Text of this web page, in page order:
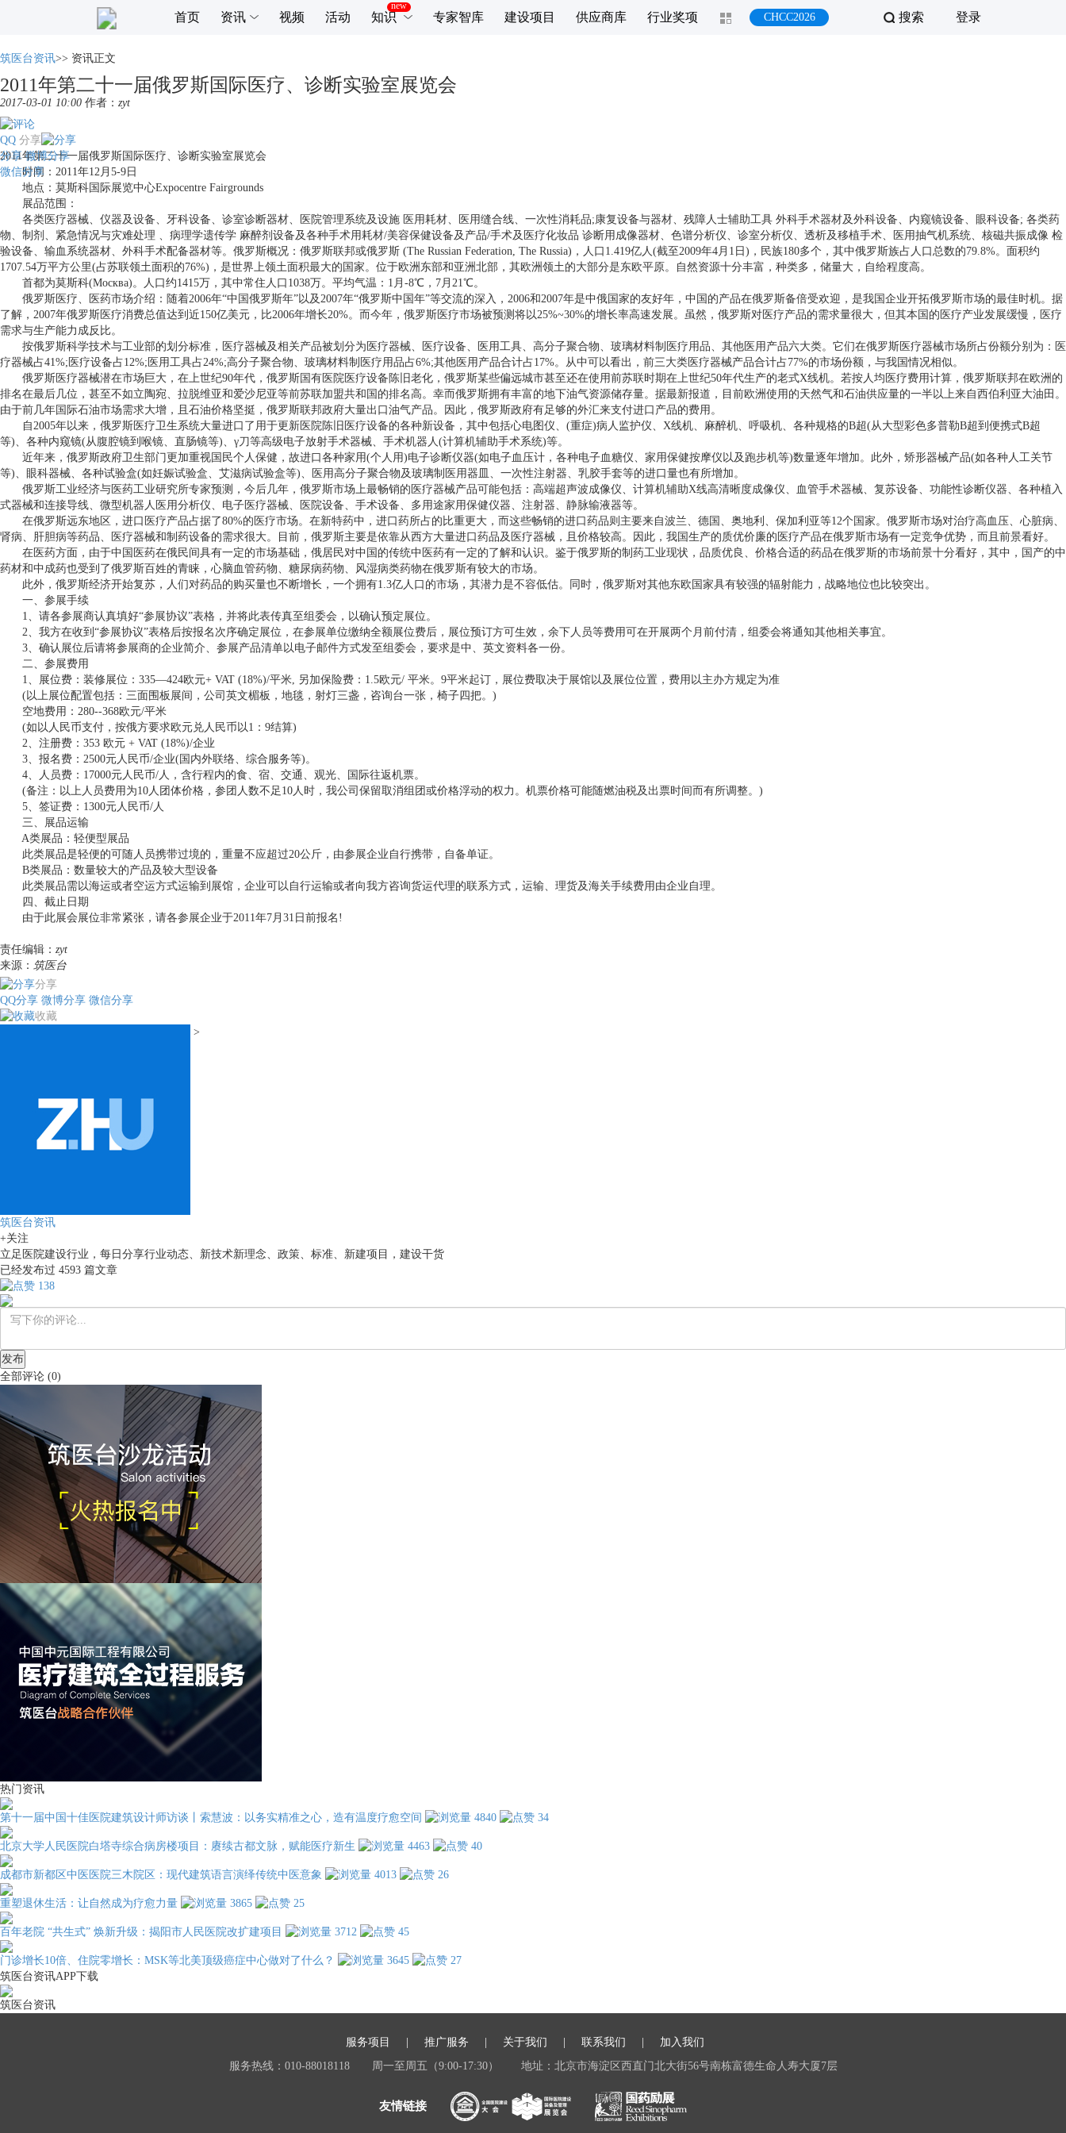
登录
搜索
首页 资讯 视频 活动 知识 专家智库 建设项目 供应商库 行业奖项 CHCC2026
筑医台资讯>> 资讯正文
2011年第二十一届俄罗斯国际医疗、诊断实验室展览会
2017-03-01 10:00 作者： zyt
分享
QQ
分享 微博分享
微信分享
2011年第二十一届俄罗斯国际医疗、诊断实验室展览会
时间：2011年12月5-9日
地点：莫斯科国际展览中心Expocentre Fairgrounds
展品范围：
各类医疗器械、仪器及设备、牙科设备、诊室诊断器材、医院管理系统及设施 医用耗材、医用缝合线、一次性消耗品;康复设备与器材、残障人士辅助工具 外科手术器材及外科设备、内窥镜设备、眼科设备; 各类药
物、制剂、紧急情况与灾难处理 、病理学遗传学 麻醉剂设备及各种手术用耗材/美容保健设备及产品/手术及医疗化妆品 诊断用成像器材、色谱分析仪、诊室分析仪、透析及移植手术、医用抽气机系统、核磁共振成像 检
验设备、输血系统器材、外科手术配备器材等。俄罗斯概况：俄罗斯联邦或俄罗斯 (The Russian Federation, The Russia)，人口1.419亿人(截至2009年4月1日)，民族180多个，其中俄罗斯族占人口总数的79.8%。面积约
1707.54万平方公里(占苏联领土面积的76%)，是世界上领土面积最大的国家。位于欧洲东部和亚洲北部，其欧洲领土的大部分是东欧平原。自然资源十分丰富，种类多，储量大，自给程度高。
首都为莫斯科(Москва)。人口约1415万，其中常住人口1038万。平均气温：1月-8℃，7月21℃。
俄罗斯医疗、医药市场介绍：随着2006年“中国俄罗斯年”以及2007年“俄罗斯中国年”等交流的深入，2006和2007年是中俄国家的友好年，中国的产品在俄罗斯备倍受欢迎，是我国企业开拓俄罗斯市场的最佳时机。据
了解，2007年俄罗斯医疗消费总值达到近150亿美元，比2006年增长20%。而今年，俄罗斯医疗市场被预测将以25%~30%的增长率高速发展。虽然，俄罗斯对医疗产品的需求量很大，但其本国的医疗产业发展缓慢，医疗
需求与生产能力成反比。
按俄罗斯科学技术与工业部的划分标准，医疗器械及相关产品被划分为医疗器械、医疗设备、医用工具、高分子聚合物、玻璃材料制医疗用品、其他医用产品六大类。它们在俄罗斯医疗器械市场所占份额分别为：医
疗器械占41%;医疗设备占12%;医用工具占24%;高分子聚合物、玻璃材料制医疗用品占6%;其他医用产品合计占17%。从中可以看出，前三大类医疗器械产品合计占77%的市场份额，与我国情况相似。
俄罗斯医疗器械潜在市场巨大，在上世纪90年代，俄罗斯国有医院医疗设备陈旧老化，俄罗斯某些偏远城市甚至还在使用前苏联时期在上世纪50年代生产的老式X线机。若按人均医疗费用计算，俄罗斯联邦在欧洲的
排名在最后几位，甚至不如立陶宛、拉脱维亚和爱沙尼亚等前苏联加盟共和国的排名高。幸而俄罗斯拥有丰富的地下油气资源储存量。据最新报道，目前欧洲使用的天然气和石油供应量的一半以上来自西伯利亚大油田。
由于前几年国际石油市场需求大增，且石油价格坚挺，俄罗斯联邦政府大量出口油气产品。因此，俄罗斯政府有足够的外汇来支付进口产品的费用。
自2005年以来，俄罗斯医疗卫生系统大量进口了用于更新医院陈旧医疗设备的各种新设备，其中包括心电图仪、(重症)病人监护仪、X线机、麻醉机、呼吸机、各种规格的B超(从大型彩色多普勒B超到便携式B超
等)、各种内窥镜(从腹腔镜到喉镜、直肠镜等)、γ刀等高级电子放射手术器械、手术机器人(计算机辅助手术系统)等。
近年来，俄罗斯政府卫生部门更加重视国民个人保健，故进口各种家用(个人用)电子诊断仪器(如电子血压计，各种电子血糖仪、家用保健按摩仪以及跑步机等)数量逐年增加。此外，矫形器械产品(如各种人工关节
等)、眼科器械、各种试验盒(如妊娠试验盒、艾滋病试验盒等)、医用高分子聚合物及玻璃制医用器皿、一次性注射器、乳胶手套等的进口量也有所增加。
俄罗斯工业经济与医药工业研究所专家预测，今后几年，俄罗斯市场上最畅销的医疗器械产品可能包括：高端超声波成像仪、计算机辅助X线高清晰度成像仪、血管手术器械、复苏设备、功能性诊断仪器、各种植入
式器械和连接导线、微型机器人医用分析仪、电子医疗器械、医院设备、手术设备、多用途家用保健仪器、注射器、静脉输液器等。
在俄罗斯远东地区，进口医疗产品占据了80%的医疗市场。在新特药中，进口药所占的比重更大，而这些畅销的进口药品则主要来自波兰、德国、奥地利、保加利亚等12个国家。俄罗斯市场对治疗高血压、心脏病、
肾病、肝胆病等药品、医疗器械和制药设备的需求很大。目前，俄罗斯主要是依靠从西方大量进口药品及医疗器械，且价格较高。因此，我国生产的质优价廉的医疗产品在俄罗斯市场有一定竞争优势，而且前景看好。
在医药方面，由于中国医药在俄民间具有一定的市场基础，俄居民对中国的传统中医药有一定的了解和认识。鉴于俄罗斯的制药工业现状，品质优良、价格合适的药品在俄罗斯的市场前景十分看好，其中，国产的中
药材和中成药也受到了俄罗斯百姓的青睐，心脑血管药物、糖尿病药物、风湿病类药物在俄罗斯有较大的市场。
此外，俄罗斯经济开始复苏，人们对药品的购买量也不断增长，一个拥有1.3亿人口的市场，其潜力是不容低估。同时，俄罗斯对其他东欧国家具有较强的辐射能力，战略地位也比较突出。
一、参展手续
1、请各参展商认真填好“参展协议”表格，并将此表传真至组委会，以确认预定展位。
2、我方在收到“参展协议”表格后按报名次序确定展位，在参展单位缴纳全额展位费后，展位预订方可生效，余下人员等费用可在开展两个月前付清，组委会将通知其他相关事宜。
3、确认展位后请将参展商的企业简介、参展产品清单以电子邮件方式发至组委会，要求是中、英文资料各一份。
二、参展费用
1、展位费：装修展位：335—424欧元+ VAT (18%)/平米, 另加保险费：1.5欧元/ 平米。9平米起订，展位费取决于展馆以及展位位置，费用以主办方规定为准
(以上展位配置包括：三面围板展间，公司英文楣板，地毯，射灯三盏，咨询台一张，椅子四把。)
空地费用：280--368欧元/平米
(如以人民币支付，按俄方要求欧元兑人民币以1：9结算)
2、注册费：353 欧元 + VAT (18%)/企业
3、报名费：2500元人民币/企业(国内外联络、综合服务等)。
4、人员费：17000元人民币/人，含行程内的食、宿、交通、观光、国际往返机票。
(备注：以上人员费用为10人团体价格，参团人数不足10人时，我公司保留取消组团或价格浮动的权力。机票价格可能随燃油税及出票时间而有所调整。)
5、签证费：1300元人民币/人
三、展品运输
A类展品：轻便型展品
此类展品是轻便的可随人员携带过境的，重量不应超过20公斤，由参展企业自行携带，自备单证。
B类展品：数量较大的产品及较大型设备
此类展品需以海运或者空运方式运输到展馆，企业可以自行运输或者向我方咨询货运代理的联系方式，运输、理货及海关手续费用由企业自理。
四、截止日期
由于此展会展位非常紧张，请各参展企业于2011年7月31日前报名!
责任编辑： zyt
来源： 筑医台
分享
QQ分享 微博分享 微信分享
收藏
>
筑医台资讯
+关注
立足医院建设行业，每日分享行业动态、新技术新理念、政策、标准、新建项目，建设干货
已经发布过 4593 篇文章
138
发布
全部评论 (0)
热门资讯
第十一届中国十佳医院建筑设计师访谈丨索慧波：以务实精准之心，造有温度疗愈空间 4840 34
北京大学人民医院白塔寺综合病房楼项目：赓续古都文脉，赋能医疗新生 4463 40
成都市新都区中医医院三木院区：现代建筑语言演绎传统中医意象 4013 26
重塑退休生活：让自然成为疗愈力量 3865 25
百年老院 “共生式” 焕新升级：揭阳市人民医院改扩建项目 3712 45
门诊增长10倍、住院零增长：MSK等北美顶级癌症中心做对了什么？ 3645
27
筑医台资讯APP下载
筑医台资讯
服务项目 推广服务 关于我们 联系我们
加入我们
服务热线：010-88018118
周一至周五（9:00-17:30） 地址：北京市海淀区西直门北大街56号南栋富德生命人寿大厦7层